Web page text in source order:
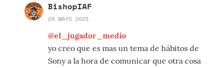
BishopIAF
28 MAYO 2021
@el_jugador_medio
yo creo que es mas un tema de hábitos de
Sony a la hora de comunicar que otra cosa